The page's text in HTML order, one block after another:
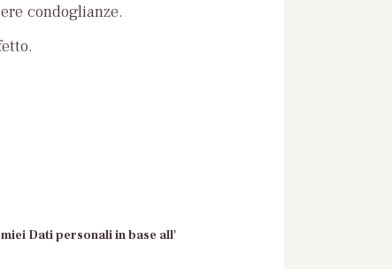
condoglianze.
Dati personali in base all'